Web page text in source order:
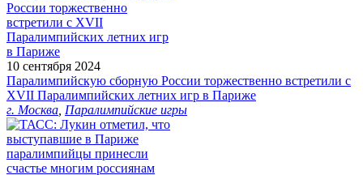
10 сентября 2024
Паралимпийскую сборную России торжественно встретили с
XVII Паралимпийских летних игр в Париже
г. Москва Паралимпийские игры